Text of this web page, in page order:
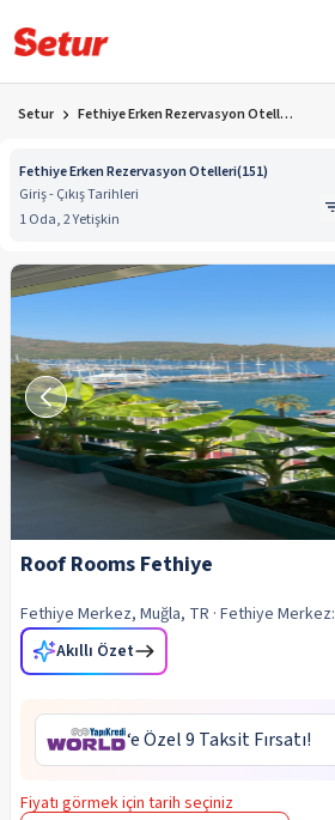
Setur Fethiye Erken Rezervasyon Otelleri
Fethiye Erken Rezervasyon Otelleri(151)
Giriş - Çıkış Tarihleri
1 Oda, 2 Yetişkin
Roof Rooms Fethiye
Fethiye Merkez, Muğla, TR · Fethiye Merkez:
Akıllı Özet
‘e Özel 9 Taksit Fırsatı!
Fiyatı görmek için tarih seçiniz